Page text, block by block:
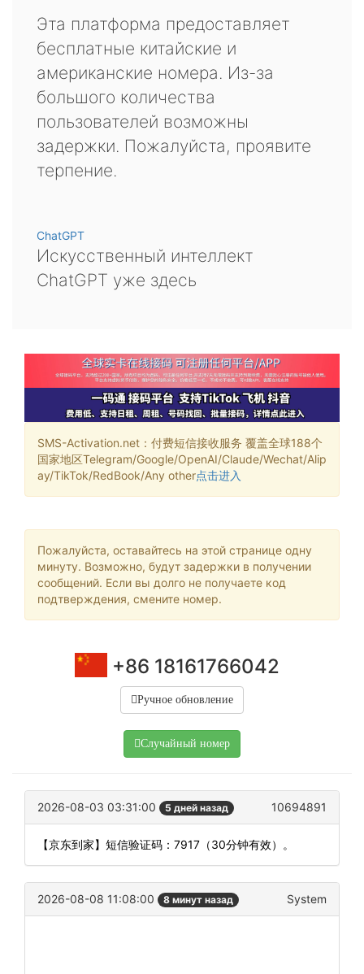
Эта платформа предоставляет
бесплатные китайские и
американские номера. Из-за
большого количества
пользователей возможны
задержки. Пожалуйста, проявите
терпение.
ChatGPT
Искусственный интеллект
ChatGPT уже здесь
SMS-Activation.net：付费短信接收服务 覆盖全球188个
国家地区Telegram/Google/OpenAI/Claude/Wechat/Alip
ay/TikTok/RedBook/Any other点击进入
Пожалуйста, оставайтесь на этой странице одну
минуту. Возможно, будут задержки в получении
сообщений. Если вы долго не получаете код
подтверждения, смените номер.
+86 18161766042
Ручное обновление
Случайный номер
2026-08-03 03:31:00 5 дней назад 10694891
【京东到家】短信验证码：7917（30分钟有效）。
2026-08-08 11:08:00 8 минут назад System